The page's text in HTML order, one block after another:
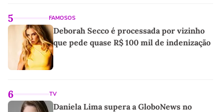
5 FAMOSOS
Deborah Secco é processada por vizinho
que pede quase R$ 100 mil de indenização
6 TV
Daniela Lima supera a GloboNews no